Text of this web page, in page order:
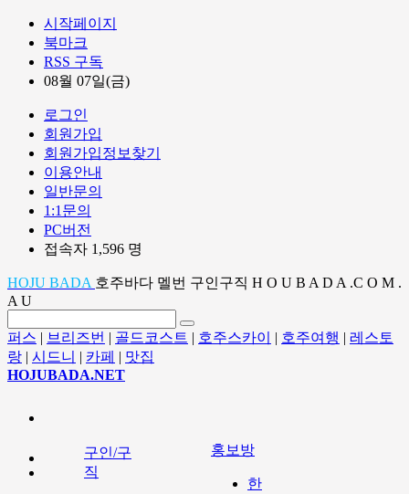
시작페이지
북마크
RSS 구독
08월 07일(금)
로그인
회원가입
회원가입정보찾기
이용안내
일반문의
1:1문의
PC버전
접속자 1,596 명
HOJU BADA 호주바다 멜번 구인구직 H O U B A D A .C O M .
A U
퍼스 | 브리즈번 | 골드코스트 | 호주스카이 | 호주여행 | 레스토
랑 | 시드니 | 카페 | 맛집
HOJUBADA.NET
구인/구
직
홍보방
한